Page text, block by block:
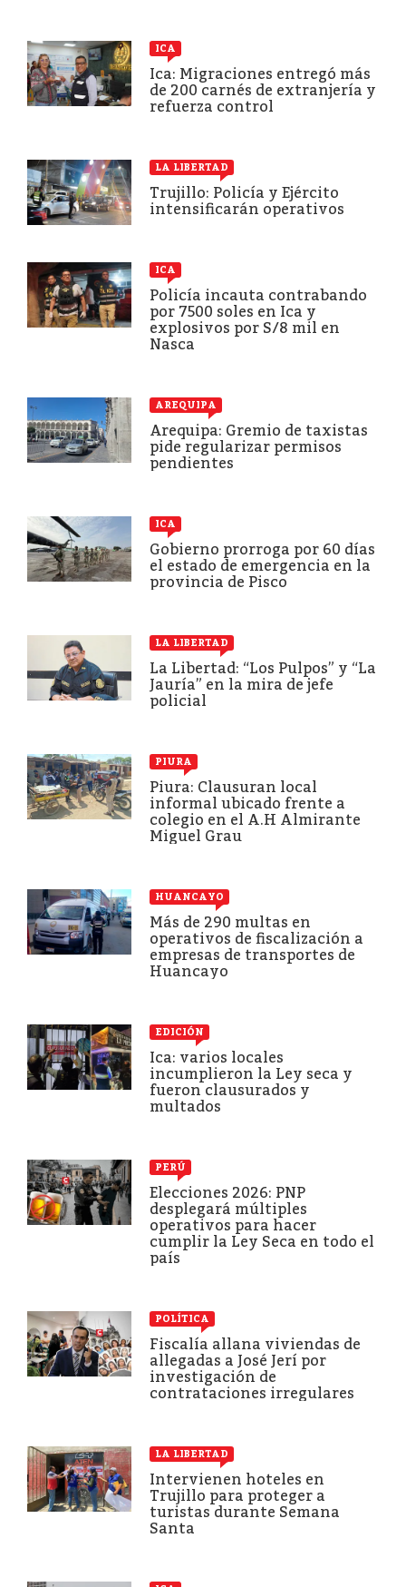
ICA
Ica: Migraciones entregó más
de 200 carnés de extranjería y
refuerza control
LA LIBERTAD
Trujillo: Policía y Ejército
intensificarán operativos
ICA
Policía incauta contrabando
por 7500 soles en Ica y
explosivos por S/8 mil en
Nasca
AREQUIPA
Arequipa: Gremio de taxistas
pide regularizar permisos
pendientes
ICA
Gobierno prorroga por 60 días
el estado de emergencia en la
provincia de Pisco
LA LIBERTAD
La Libertad: “Los Pulpos” y “La
Jauría” en la mira de jefe
policial
PIURA
Piura: Clausuran local
informal ubicado frente a
colegio en el A.H Almirante
Miguel Grau
HUANCAYO
Más de 290 multas en
operativos de fiscalización a
empresas de transportes de
Huancayo
EDICIÓN
Ica: varios locales
incumplieron la Ley seca y
fueron clausurados y
multados
PERÚ
Elecciones 2026: PNP
desplegará múltiples
operativos para hacer
cumplir la Ley Seca en todo el
país
POLÍTICA
Fiscalía allana viviendas de
allegadas a José Jerí por
investigación de
contrataciones irregulares
LA LIBERTAD
Intervienen hoteles en
Trujillo para proteger a
turistas durante Semana
Santa